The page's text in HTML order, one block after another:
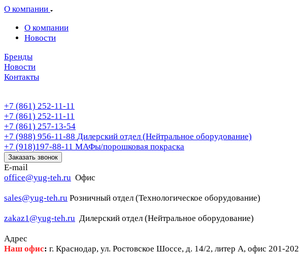
О компании
О компании
Новости
Бренды
Новости
Контакты
+7 (861) 252-11-11
+7 (861) 252-11-11
+7 (861) 257-13-54
+7 (988) 956-11-88 Дилерский отдел (Нейтральное оборудование)
+7 (918)197-88-11 МАФы/порошковая покраска
Заказать звонок
E-mail
office@yug-teh.ru Офис
sales@yug-teh.ru Розничный отдел (Технологическое оборудование)
zakaz1@yug-teh.ru Дилерский отдел (Нейтральное оборудование)
Адрес
Наш офис: г. Краснодар, ул. Ростовское Шоссе, д. 14/2, литер А, офис 201-202